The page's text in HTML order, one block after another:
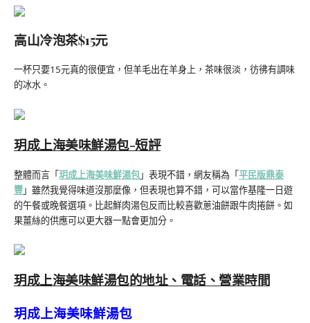
高山冷泡茶$15元
一杯只要15元真的很便宜，但羊毛出在羊身上，茶味很淡，彷彿有調味
的冰水。
玥成上海美味鮮湯包-短評
整體而言「玥成上海美味鮮湯包」表現不錯，網友稱為「平民版鼎泰
豐」雖然我覺得味道沒那麼像，但表現也算不錯，可以當作基隆一日遊
的午餐或晚餐選項。比起鮮肉湯包反而比較喜歡蔥油餅跟牛肉捲餅。如
果薑絲的供應可以更大器一點會更加分。
玥成上海美味鮮湯包的地址、電話、營業時間
玥成上海美味鮮湯包